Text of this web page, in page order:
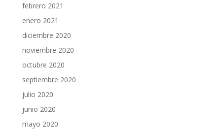
febrero 2021
enero 2021
diciembre 2020
noviembre 2020
octubre 2020
septiembre 2020
julio 2020
junio 2020
mayo 2020